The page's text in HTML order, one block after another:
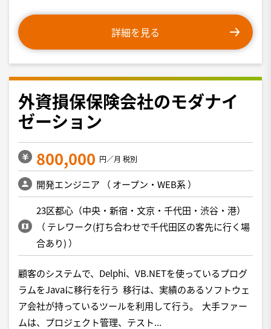
詳細を見る
外資損保保険会社のモダナイ
ゼーション
800,000 円／月 税別
開発エンジニア （ オープン・WEB系）
23区都心（中央・新宿・文京・千代田・渋谷・港）
（ テレワーク(打ち合わせで千代田区の客先に行く場
合あり) ）
顧客のシステムで、Delphi、VB.NETを使っているプログ
ラムをJavaに移行を行う 移行は、実績のあるソフトウェ
ア会社が持っているツールを利用して行う。 大手ファー
ムは、プロジェクト管理、テスト...